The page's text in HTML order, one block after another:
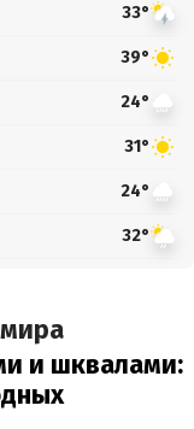
33°
39°
24°
31°
24°
32°
и шквалами: